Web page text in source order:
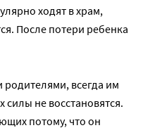
ходят в храм,
После потери ребенка
родителями, всегда им
силы не восстановятся.
потому, что он